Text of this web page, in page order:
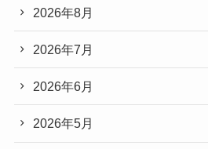
2026年8月
2026年7月
2026年6月
2026年5月